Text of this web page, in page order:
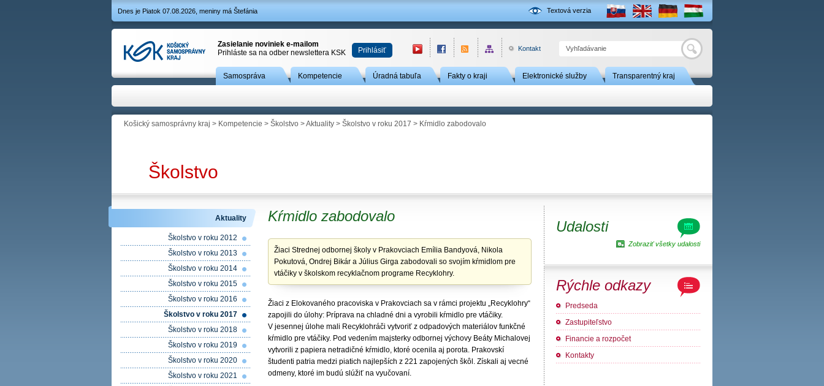
Textová verzia
Dnes je Piatok 07.08.2026, meniny má Štefánia
Hľadať
Zasielanie noviniek e-mailom
Prihláste sa na odber newslettera KSK
Prihlásiť Kontakt
Samospráva Kompetencie Úradná tabuľa Fakty o kraji Elektronické služby Transparentný kraj
Košický samosprávny kraj > Kompetencie > Školstvo >Aktuality > Školstvo v roku 2017 > Kŕmidlo zabodovalo
Školstvo
Kŕmidlo zabodovalo
Žiaci Strednej odbornej školy v Prakovciach Emília Bandyová, Nikola
Pokutová, Ondrej Bikár a Július Girga zabodovali so svojím kŕmidlom pre
vtáčiky v školskom recyklačnom programe Recyklohry.
Žiaci z Elokovaného pracoviska v Prakovciach sa v rámci projektu „Recyklohry“
zapojili do úlohy: Príprava na chladné dni a vyrobili kŕmidlo pre vtáčiky.
V jesennej úlohe mali Recyklohráči vytvoriť z odpadových materiálov funkčné
kŕmidlo pre vtáčiky. Pod vedením majsterky odbornej výchovy Beáty Michalovej
vytvorili z papiera netradičné kŕmidlo, ktoré ocenila aj porota. Prakovskí
študenti patria medzi piatich najlepších z 221 zapojených škôl. Získali aj vecné
odmeny, ktoré im budú slúžiť na vyučovaní.
Aktuality
Školstvo v roku 2012
Školstvo v roku 2013
Školstvo v roku 2014
Školstvo v roku 2015
Školstvo v roku 2016
Školstvo v roku 2017
Školstvo v roku 2018
Školstvo v roku 2019
Školstvo v roku 2020
Školstvo v roku 2021
Udalosti
Zobraziť všetky udalosti
Rýchle odkazy
Predseda
Zastupiteľstvo
Financie a rozpočet
Kontakty